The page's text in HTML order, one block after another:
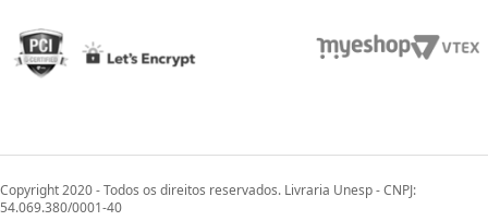
Copyright 2020 - Todos os direitos reservados. Livraria Unesp - CNPJ:
54.069.380/0001-40